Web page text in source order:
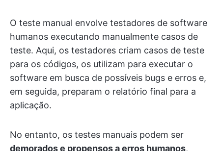
O teste manual envolve testadores de software
humanos executando manualmente casos de
teste. Aqui, os testadores criam casos de teste
para os códigos, os utilizam para executar o
software em busca de possíveis bugs e erros e,
em seguida, preparam o relatório final para a
aplicação.
No entanto, os testes manuais podem ser
demorados e propensos a erros humanos,